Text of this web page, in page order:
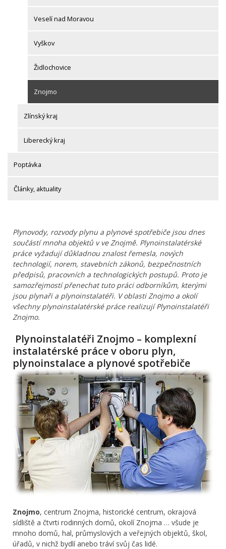
Veselí nad Moravou
Vyškov
Židlochovice
Znojmo
Zlínský kraj
Liberecký kraj
Poptávka
Články, aktuality
Plynovody, rozvody plynu a plynové spotřebiče jsou dnes
součástí mnoha objektů v ve Znojmě. Plynoinstalatérské
práce vyžadují důkladnou znalost řemesla, nových
technologií, norem, stavebních zákonů, bezpečnostních
předpisů, pracovních a technologických postupů. Proto je
samozřejmostí přenechat tuto práci odborníkům, kterými
jsou plynaři a plynoinstalatéři. V oblasti Znojmo a okolí
všechny plynoinstalatérské práce realizují Plynoinstalatéři
Znojmo.
Plynoinstalatéři Znojmo – komplexní
instalatérské práce v oboru plyn,
plynoinstalace a plynové spotřebiče
Znojmo, centrum Znojma, historické centrum, okrajová
sídliště a čtvrti rodinných domů, okolí Znojma … všude je
mnoho domů, hal, průmyslových a veřejných objektů, škol,
úřadů, v nichž bydlí anebo tráví svůj čas lidé.